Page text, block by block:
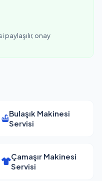
onay
Bulaşık Makinesi
Servisi
Çamaşır Makinesi
Servisi